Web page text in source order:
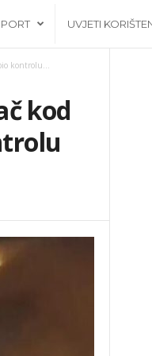
UVJETI
kontrolu...
kod